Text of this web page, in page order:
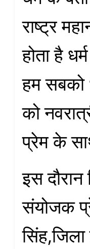
राष्ट्र
होता है
हम सबको
को
प्रेम के
इस दौरान
संयोजक
सिंह,जिला